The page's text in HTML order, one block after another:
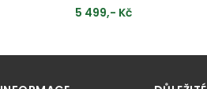
5 499,- Kč
MOMENTÁLNĚ VYPRODÁNO